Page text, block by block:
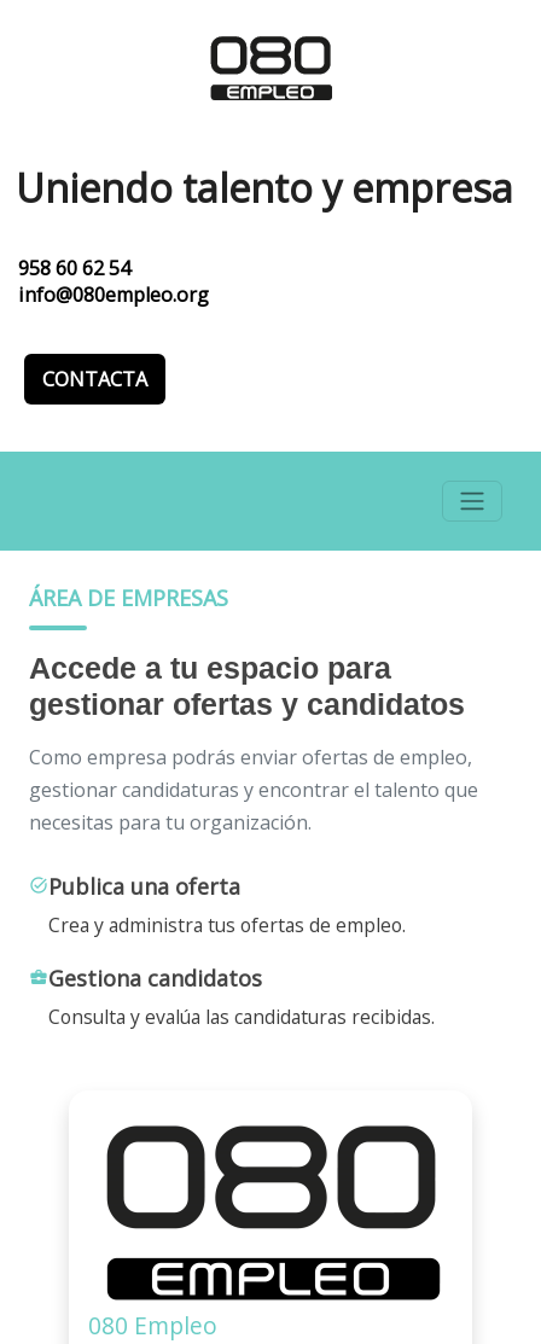
Uniendo talento y empresa
958 60 62 54
info@080empleo.org
CONTACTA
ÁREA DE EMPRESAS
Accede a tu espacio para
gestionar ofertas y candidatos
Como empresa podrás enviar ofertas de empleo,
gestionar candidaturas y encontrar el talento que
necesitas para tu organización.
task_altPublica una oferta
Crea y administra tus ofertas de empleo.
business_centerGestiona candidatos
Consulta y evalúa las candidaturas recibidas.
080 Empleo